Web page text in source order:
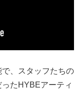
、スタッフたちの
たHYBEアーティ